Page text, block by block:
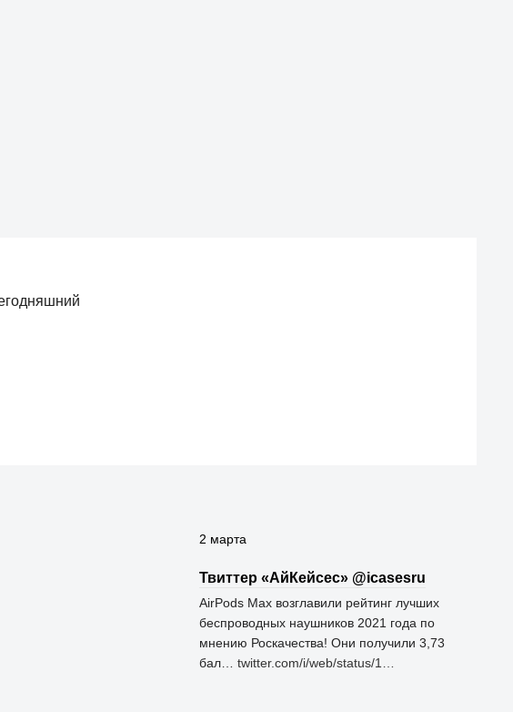
2 марта
Твиттер «АйКейсес» ‏@icasesru
AirPods Max возглавили рейтинг лучших
беспроводных наушников 2021 года по
мнению Роскачества! Они получили 3,73
бал… twitter.com/i/web/status/1…